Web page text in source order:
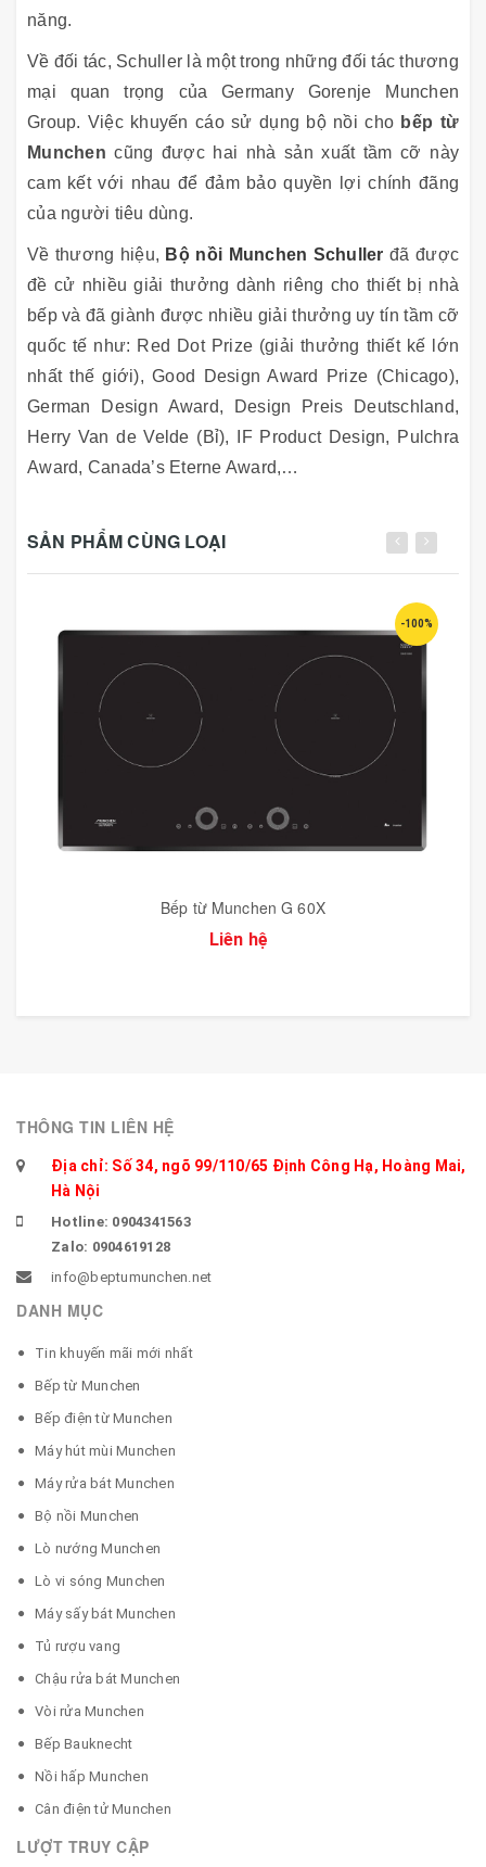
năng.
Về đối tác, Schuller là một trong những đối tác thương
mại quan trọng của Germany Gorenje Munchen
Group. Việc khuyến cáo sử dụng bộ nồi cho bếp từ
Munchen cũng được hai nhà sản xuất tầm cỡ này
cam kết với nhau để đảm bảo quyền lợi chính đãng
của người tiêu dùng.
Về thương hiệu, Bộ nồi Munchen Schuller đã được
đề cử nhiều giải thưởng dành riêng cho thiết bị nhà
bếp và đã giành được nhiều giải thưởng uy tín tầm cỡ
quốc tế như: Red Dot Prize (giải thưởng thiết kế lớn
nhất thế giới), Good Design Award Prize (Chicago),
German Design Award, Design Preis Deutschland,
Herry Van de Velde (Bỉ), IF Product Design, Pulchra
Award, Canada’s Eterne Award,…
SẢN PHẨM CÙNG LOẠI
-100%
Bếp từ Munchen G 60X
Liên hệ
THÔNG TIN LIÊN HỆ
Địa chỉ: Số 34, ngõ 99/110/65 Định Công Hạ, Hoàng Mai,
Hà Nội
Hotline: 0904341563
Zalo: 0904619128
info@beptumunchen.net
DANH MỤC
Tin khuyến mãi mới nhất
Bếp từ Munchen
Bếp điện từ Munchen
Máy hút mùi Munchen
Máy rửa bát Munchen
Bộ nồi Munchen
Lò nướng Munchen
Lò vi sóng Munchen
Máy sấy bát Munchen
Tủ rượu vang
Chậu rửa bát Munchen
Vòi rửa Munchen
Bếp Bauknecht
Nồi hấp Munchen
Cân điện tử Munchen
LƯỢT TRUY CẬP